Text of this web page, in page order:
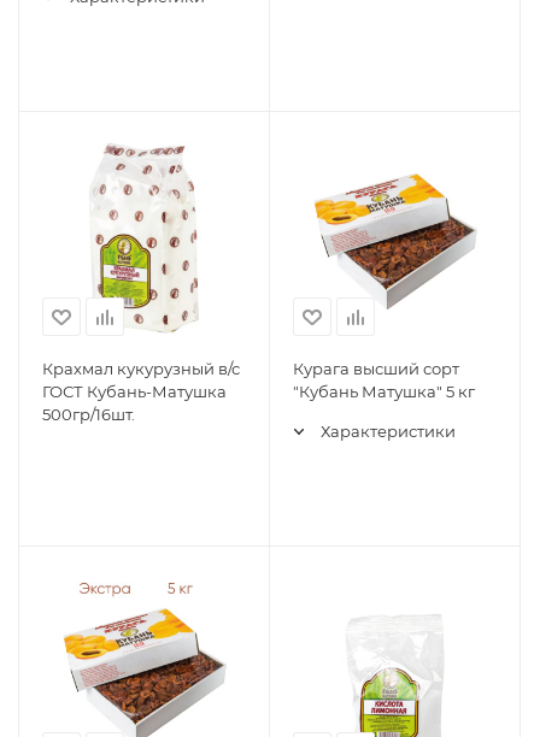
Крахмал кукурузный в/с
ГОСТ Кубань-Матушка
500гр/16шт.
Курага высший сорт
"Кубань Матушка" 5 кг
Характеристики